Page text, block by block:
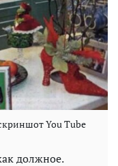
You Tube
должное.